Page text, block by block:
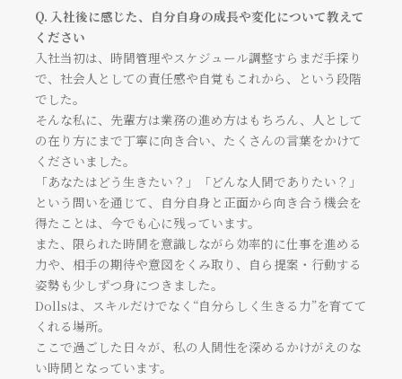
SNSクリエーター
しおん
VIEW MORE
大崎 空乃
Q. 入社後に感じた、自分自身の成長や変化について教えて
ください
入社当初は、時間管理やスケジュール調整すらまだ手探り
で、社会人としての責任感や自覚もこれから、という段階
でした。
そんな私に、先輩方は業務の進め方はもちろん、人として
の在り方にまで丁寧に向き合い、たくさんの言葉をかけて
くださいました。
「あなたはどう生きたい？」「どんな人間でありたい？」
という問いを通じて、自分自身と正面から向き合う機会を
得たことは、今でも心に残っています。
また、限られた時間を意識しながら効率的に仕事を進める
力や、相手の期待や意図をくみ取り、自ら提案・行動する
姿勢も少しずつ身につきました。
Dollsは、スキルだけでなく“自分らしく生きる力”を育てて
くれる場所。
ここで過ごした日々が、私の人間性を深めるかけがえのな
い時間となっています。